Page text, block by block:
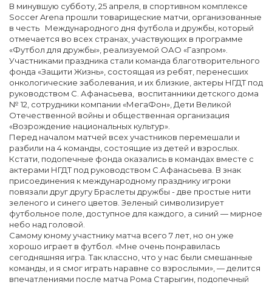
В минувшую субботу, 25 апреля, в спортивном комплексе
Soccer Arena прошли товарищеские матчи, организованные
в честь Международного дня футбола и дружбы, который
отмечается во всех странах, участвующих в программе
«Футбол для дружбы», реализуемой ОАО «Газпром».
Участниками праздника стали команда благотворительного
фонда «Защити Жизнь», состоящая из ребят, перенесших
онкологические заболевания, и их близкие, актеры НГДТ под
руководством С. Афанасьева, воспитанники детского дома
№ 12, сотрудники компании «МегаФон», Дети Великой
Отечественной войны и общественная организация
«Возрождение национальных культур».
Перед началом матчей всех участников перемешали и
разбили на 4 команды, состоящие из детей и взрослых.
Кстати, подопечные фонда оказались в командах вместе с
актерами НГДТ под руководством С.Афанасьева. В знак
присоединения к международному празднику игроки
повязали друг другу Браслеты дружбы - две простые нити
зеленого и синего цветов. Зеленый символизирует
футбольное поле, доступное для каждого, а синий — мирное
небо над головой.
Самому юному участнику матча всего 7 лет, но он уже
хорошо играет в футбол. «Мне очень понравилась
сегодняшняя игра. Так классно, что у нас были смешанные
команды, и я смог играть наравне со взрослыми», — делится
впечатлениями после матча Рома Старыгин, подопечный